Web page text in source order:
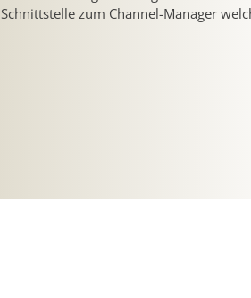
zum Channel-Manager